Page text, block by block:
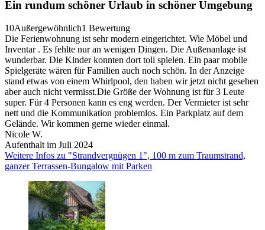
Ein rundum schöner Urlaub in schöner Umgebung
10Außergewöhnlich1 Bewertung
Die Ferienwohnung ist sehr modern eingerichtet. Wie Möbel und
Inventar . Es fehlte nur an wenigen Dingen. Die Außenanlage ist
wunderbar. Die Kinder konnten dort toll spielen. Ein paar mobile
Spielgeräte wären für Familien auch noch schön. In der Anzeige
stand etwas von einem Whirlpool, den haben wir jetzt nicht gesehen
aber auch nicht vermisst.Die Größe der Wohnung ist für 3 Leute
super. Für 4 Personen kann es eng werden. Der Vermieter ist sehr
nett und die Kommunikation problemlos. Ein Parkplatz auf dem
Gelände. Wir kommen gerne wieder einmal.
Nicole W.
Aufenthalt im Juli 2024
Weitere Infos zu "Strandvergnügen 1", 100 m zum Traumstrand,
ganzer Terrassen-Bungalow mit Parken